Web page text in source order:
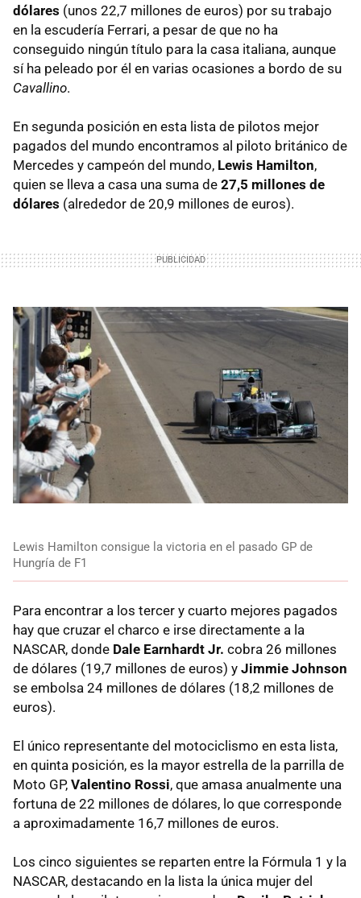
dólares (unos 22,7 millones de euros) por su trabajo
en la escudería Ferrari, a pesar de que no ha
conseguido ningún título para la casa italiana, aunque
sí ha peleado por él en varias ocasiones a bordo de su
Cavallino.
En segunda posición en esta lista de pilotos mejor
pagados del mundo encontramos al piloto británico de
Mercedes y campeón del mundo, Lewis Hamilton,
quien se lleva a casa una suma de 27,5 millones de
dólares (alrededor de 20,9 millones de euros).
Lewis Hamilton consigue la victoria en el pasado GP de
Hungría de F1
Para encontrar a los tercer y cuarto mejores pagados
hay que cruzar el charco e irse directamente a la
NASCAR, donde Dale Earnhardt Jr. cobra 26 millones
de dólares (19,7 millones de euros) y Jimmie Johnson
se embolsa 24 millones de dólares (18,2 millones de
euros).
El único representante del motociclismo en esta lista,
en quinta posición, es la mayor estrella de la parrilla de
Moto GP, Valentino Rossi, que amasa anualmente una
fortuna de 22 millones de dólares, lo que corresponde
a aproximadamente 16,7 millones de euros.
Los cinco siguientes se reparten entre la Fórmula 1 y la
NASCAR, destacando en la lista la única mujer del